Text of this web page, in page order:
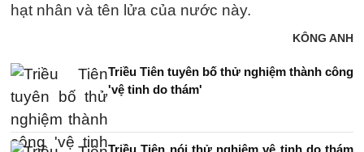
hạt nhân và tên lửa của nước này.
KÔNG ANH
Triều Tiên tuyên bố thử nghiệm thành công
'vệ tinh do thám'
Triều Tiên nói thử nghiệm vệ tinh do thám